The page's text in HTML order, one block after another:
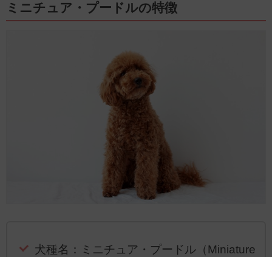
ミニチュア・プードルの特徴
犬種名：ミニチュア・プードル（Miniature